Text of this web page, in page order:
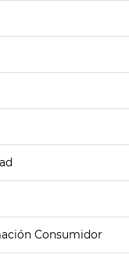
Consumidor